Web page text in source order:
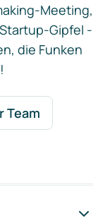
Meeting,
Gipfel -
die Funken
Team